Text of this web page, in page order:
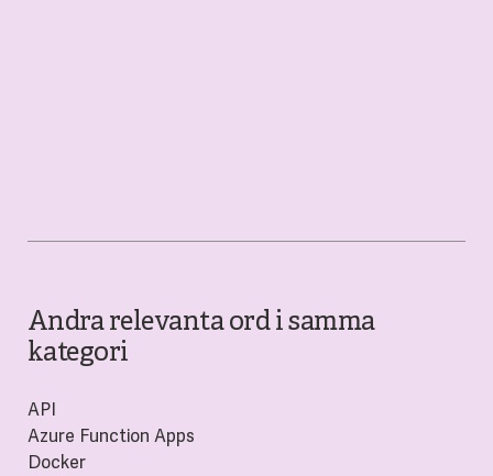
Andra relevanta ord i samma
kategori
API
Azure Function Apps
Docker